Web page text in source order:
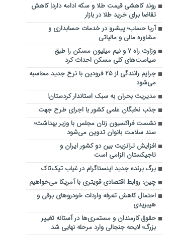
روند کاهشی قیمت طلا و سکه ادامه دارد| کاهش
تقاضا برای خرید طلا در بازار
آریا حساب؛ پیشرو در خدمات حسابداری و
مشاوره مالی و مالیاتی
وزارت راه ۷ و نیم میلیون مسکن را طبق
سیاست‌های کلی مسکن احداث کرد
جرایم رانندگی از ۲۵ فرودین با نرخ جدید محاسبه
می‌شود
مدیریت بحران به سبک استاندار کردستان!
جذب نخبگان علمی کشور با اجرای طرح جهت
نشست فراکسیون زنان مجلس با وزیر بهداشت؛
سند سلامت بانوان تدوین می‌شود
افزایش ترانزیت بین دو کشور ایران و
تاجیکستان الزامی است
برگ برنده جدید اینستاگرام در غیاب تیک‌تاک
چین: روابط اقتصادی قویتری با آمریکا می‌خواهیم
احتمال کاهش تعرفه واردات خودروهای برقی و
هیبریدی
حقوق کارمندان و مستمری‌ها در آستانه تغییر
بزرگ؛ لایحه جنجالی وارد مرحله نهایی شد